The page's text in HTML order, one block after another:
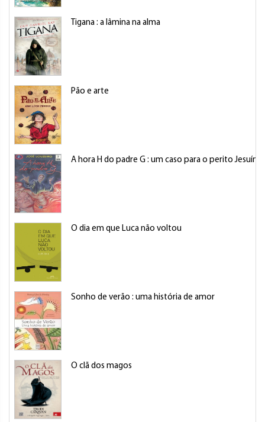
Tigana : a lâmina na alma
Pão e arte
A hora H do padre G : um caso para o perito
O dia em que Luca não voltou
Sonho de verão : uma história de amor
O clã dos magos